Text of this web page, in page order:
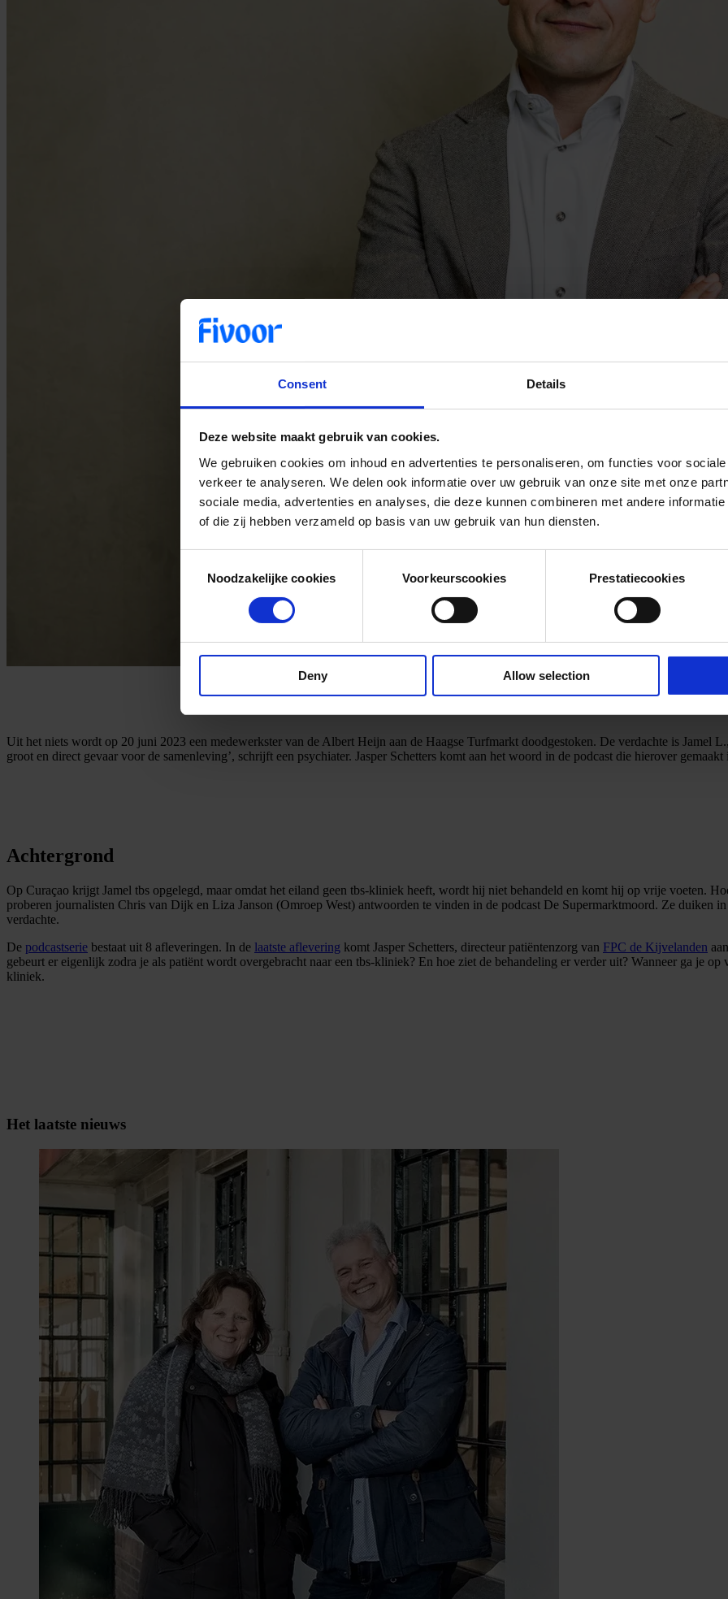
Consent Details
Deze website maakt gebruik van cookies.
We gebruiken cookies om inhoud en advertenties te personaliseren, om functies voor
verkeer te analyseren. We delen ook informatie over uw gebruik van onze site met onze
sociale media, advertenties en analyses, die deze kunnen combineren met andere
of die zij hebben verzameld op basis van uw gebruik van hun diensten.
SelectionNoodzakelijke cookies Voorkeurscookies Prestatiecookies
Deny Allow selection
Uit het niets wordt op 20 juni 2023 een medewerkster van de Albert Heijn aan de Haagse Turfmarkt doodgestoken. De verdachte is Jamel
groot en direct gevaar voor de samenleving’, schrijft een psychiater. Jasper Schetters komt aan het woord in de podcast die hierover gemaakt
Achtergrond
Op Curaçao krijgt Jamel tbs opgelegd, maar omdat het eiland geen tbs-kliniek heeft, wordt hij niet behandeld en komt hij op vrije voeten.
proberen journalisten Chris van Dijk en Liza Janson (Omroep West) antwoorden te vinden in de podcast De Supermarktmoord. Ze duiken
verdachte.
De podcastserie bestaat uit 8 afleveringen. In de laatste aflevering komt Jasper Schetters, directeur patiëntenzorg van FPC de Kijvelanden
gebeurt er eigenlijk zodra je als patiënt wordt overgebracht naar een tbs-kliniek? En hoe ziet de behandeling er verder uit? Wanneer ga je
kliniek.
Het laatste nieuws